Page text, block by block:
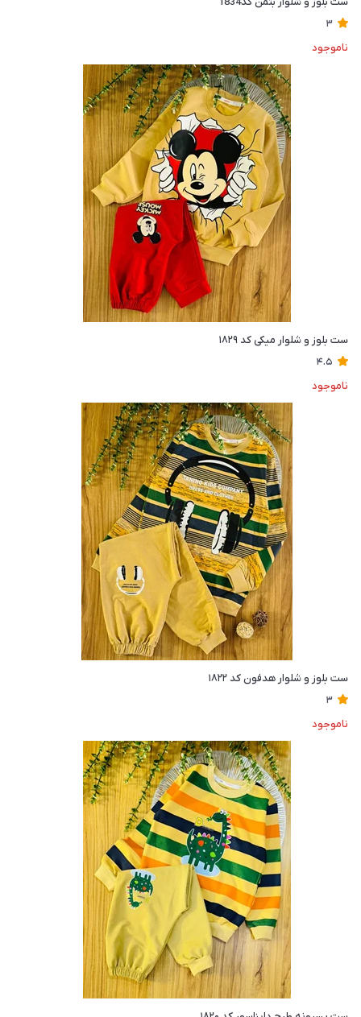
3
ناموجود
ست بلوز و شلوار میکی کد ۱۸۲۹
4.5
ناموجود
ست بلوز و شلوار هدفون کد ۱۸۲۲
3
ناموجود